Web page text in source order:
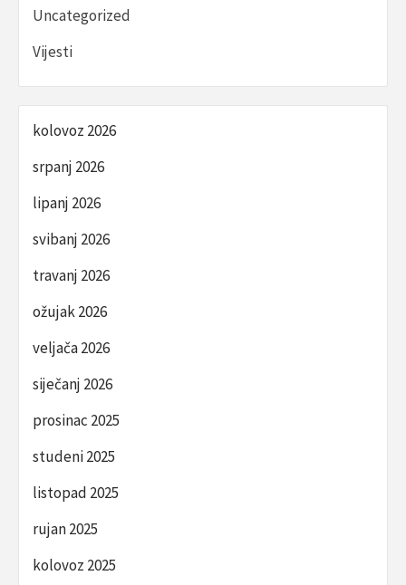
Uncategorized
Vijesti
kolovoz 2026
srpanj 2026
lipanj 2026
svibanj 2026
travanj 2026
ožujak 2026
veljača 2026
siječanj 2026
prosinac 2025
studeni 2025
listopad 2025
rujan 2025
kolovoz 2025